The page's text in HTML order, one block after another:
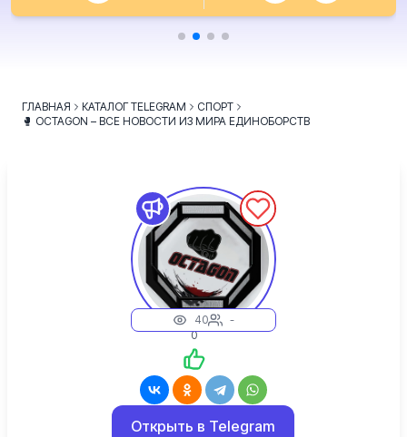
ГЛАВНАЯ КАТАЛОГ TELEGRAM
СПОРТ
🥊 OCTAGON – ВСЕ НОВОСТИ ИЗ МИРА ЕДИНОБОРСТВ
40
-
0
Открыть в Telegram